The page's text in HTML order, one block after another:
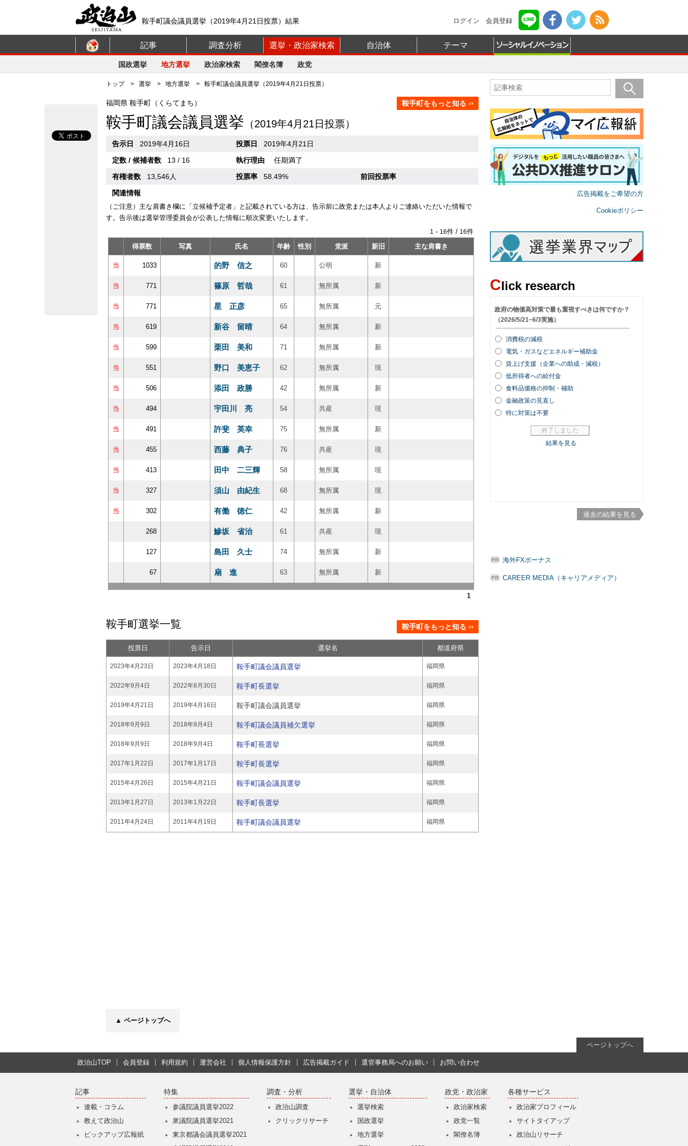
鞍手町議会議員選挙（2019年4月21日投票）結果 ログイン 会員登録
記事 調査分析 選挙・政治家検索 自治体 テーマ
国政選挙 地方選挙 政治家検索 閣僚名簿 政党
トップ> 選挙 > 地方選挙 > 鞍手町議会議員選挙（2019年4月21日投票）
鞍手町をもっと知る ››
福岡県 鞍手町（くらてまち）
鞍手町議会議員選挙 （2019年4月21日投票）
告示日 2019年4月16日 投票日
2019年4月21日
定数 / 候補者数
13 / 16 執行理由
任期満了
有権者数
13,546人 投票率 58.49%
前回投票率
関連情報
（ご注意）主な肩書き欄に「立候補予定者」と記載されている方は、告示前に政党または本人よりご連絡いただいた情報で
す。告示後は選挙管理委員会が公表した情報に順次変更いたします。
1 - 16件 / 16件
得票数
写真 氏名 年齢 性別 党派 新旧 主な肩書き
当 1033 的野 信之 60 公明 新
当 771 篠原 哲哉 61 無所属 新
当 771 星 正彦 65 無所属 元
当 619 新谷 留晴 64 無所属 新
当 599 栗田 美和 71 無所属 新
当 551 野口 美恵子 62 無所属 現
当 506 添田 政勝 42 無所属 新
当 494 宇田川 亮 54 共産 現
当 491 許斐 英幸 75 無所属 新
当 455 西藤 典子 76 共産 現
当 413 田中 二三輝 58 無所属 現
当 327 須山 由紀生 68 無所属 現
当 302 有働 徳仁 42 無所属 新
268 鰺坂 省治 61 共産 現
127 島田 久士 74 無所属 新
67 扇 進 63 無所属 新
1
鞍手町選挙一覧 鞍手町をもっと知る ››
投票日 告示日 選挙名 都道府県
2023年4月23日 2023年4月18日 鞍手町議会議員選挙 福岡県
2022年9月4日 2022年8月30日 鞍手町長選挙 福岡県
2019年4月21日 2019年4月16日 鞍手町議会議員選挙 福岡県
2018年9月9日 2018年9月4日 鞍手町議会議員補欠選挙 福岡県
2018年9月9日 2018年9月4日 鞍手町長選挙 福岡県
2017年1月22日 2017年1月17日 鞍手町長選挙 福岡県
2015年4月26日 2015年4月21日 鞍手町議会議員選挙 福岡県
2013年1月27日 2013年1月22日 鞍手町長選挙 福岡県
2011年4月24日 2011年4月19日 鞍手町議会議員選挙 福岡県
▲ ページトップへ
広告掲載をご希望の方
Cookieポリシー
Click research
過去の結果を見る
海外FXボーナス
CAREER MEDIA（キャリアメディア）
ページトップへ
政治山TOP 会員登録 利用規約 運営会社 個人情報保護方針 広告掲載ガイド 選管事務局へのお願い お問い合わせ
記事
連載・コラム
教えて政治山
ピックアップ広報紙
特集
参議院議員選挙2022
衆議院議員選挙2021
東京都議会議員選挙2021
調査・分析
政治山調査
クリックリサーチ
選挙・自治体
選挙検索
国政選挙
地方選挙
政党・政治家
政治家検索
政党一覧
閣僚名簿
各種サービス
政治家プロフィール
サイトタイアップ
政治山リサーチ